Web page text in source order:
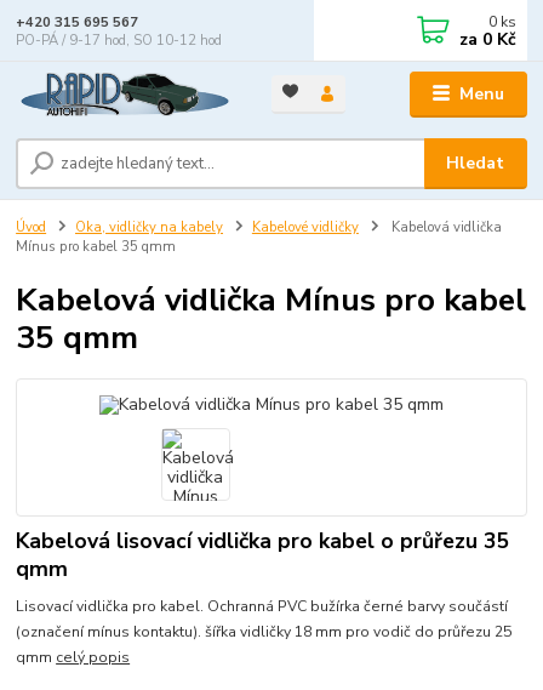
Menu
Hledat
+420 315 695 567
PO-PÁ / 9-17 hod, SO 10-12 hod
0 ks
za 0 Kč
Úvod Oka, vidličky na kabely Kabelové vidličky
Kabelová vidlička
Mínus pro kabel 35 qmm
Kabelová vidlička Mínus pro kabel
35 qmm
Kabelová lisovací vidlička pro kabel o průřezu 35
qmm
Lisovací vidlička pro kabel. Ochranná PVC bužírka černé barvy součástí
(označení mínus kontaktu). šířka vidličky 18 mm pro vodič do průřezu 25
qmm celý popis